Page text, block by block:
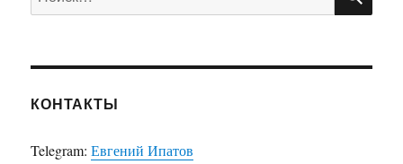
КОНТАКТЫ
Telegram:Евгений Ипатов